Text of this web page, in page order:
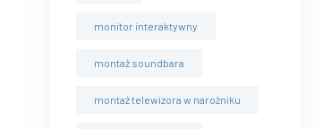
monitor interaktywny
montaż soundbara
montaż telewizora w narożniku